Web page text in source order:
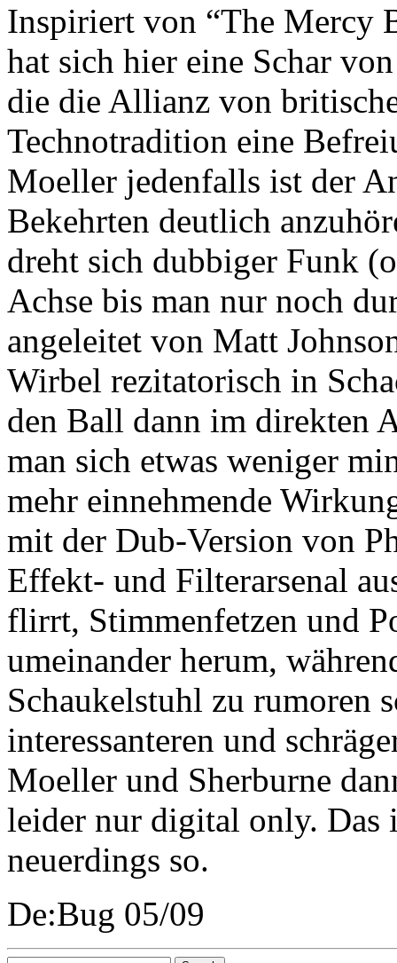
Inspiriert von “The Mercy
hat sich hier eine Schar
die die Allianz von
Technotradition eine
Moeller jedenfalls ist der
Bekehrten deutlich
dreht sich dubbiger Funk
Achse bis man nur noch
angeleitet von Matt
Wirbel rezitatorisch in
den Ball dann im direkten
man sich etwas weniger
mehr einnehmende
mit der Dub-Version von
Effekt- und Filterarsenal
flirrt, Stimmenfetzen und
umeinander herum,
Schaukelstuhl zu rumoren
interessanteren und
Moeller und Sherburne
leider nur digital only. Das
neuerdings so.
De:Bug 05/09